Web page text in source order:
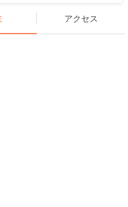
アクセス